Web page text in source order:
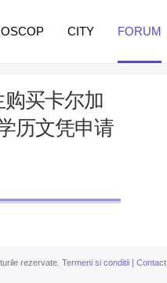
CITY FORUM
购买卡尔加
历文凭申请
rezervate. Termeni si conditii | Contact